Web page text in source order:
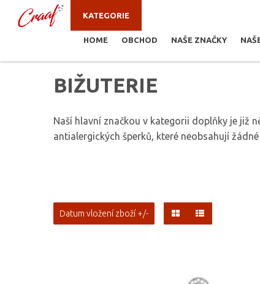
KATEGORIE
HOME OBCHOD NAŠE ZNAČKY
BIŽUTERIE
Naší hlavní značkou v kategorii doplňky je již
antialergických šperků, které neobsahují
Datum vložení zboží +/-